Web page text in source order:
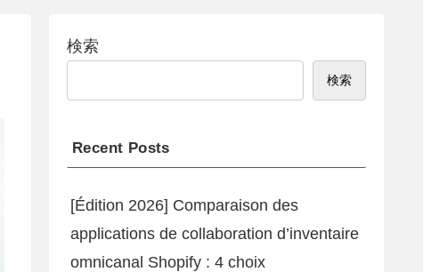
検索
検索
Recent Posts
[Édition 2026] Comparaison des
applications de collaboration d’inventaire
omnicanal Shopify : 4 choix